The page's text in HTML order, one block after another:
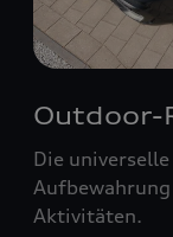
Outdoor-
Die
Aktivitäten.